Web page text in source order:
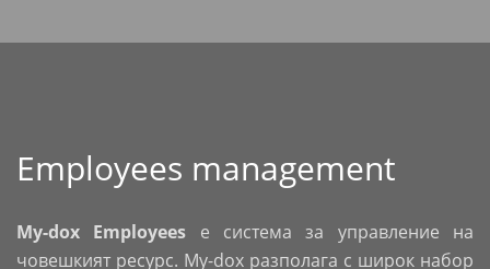
Employees management
My-dox Employees е система за управление на
човешкият ресурс. My-dox разполага с широк набор